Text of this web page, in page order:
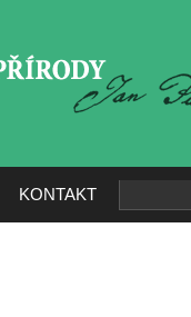
KONTAKT